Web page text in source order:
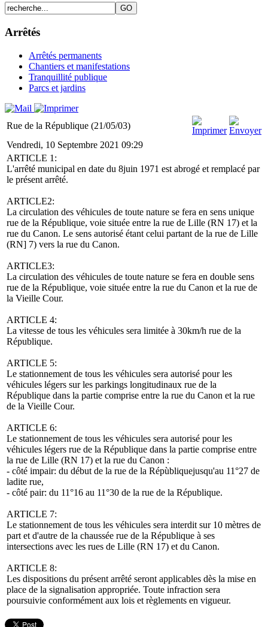
Arrêtés
Arrêtés permanents
Chantiers et manifestations
Tranquillité publique
Parcs et jardins
Rue de la République (21/05/03)
Vendredi, 10 Septembre 2021 09:29
ARTICLE 1:
L'arrêté municipal en date du 8juin 1971 est abrogé et remplacé par
le présent arrêté.
ARTICLE2:
La circulation des véhicules de toute nature se fera en sens unique
rue de la République, voie située entre la rue de Lille (RN 17) et la
rue du Canon. Le sens autorisé étant celui partant de la rue de Lille
(RN] 7) vers la rue du Canon.
ARTICLE3:
La circulation des véhicules de toute nature se fera en double sens
rue de la République, voie située entre la rue du Canon et la rue de
la Vieille Cour.
ARTICLE 4:
La vitesse de tous les véhicules sera limitée à 30km/h rue de la
République.
ARTICLE 5:
Le stationnement de tous les véhicules sera autorisé pour les
véhicules légers sur les parkings longitudinaux rue de la
République dans la partie comprise entre la rue du Canon et la rue
de la Vieille Cour.
ARTICLE 6:
Le stationnement de tous les véhicules sera autorisé pour les
véhicules légers rue de la République dans la partie comprise entre
la rue de Lille (RN 17) et la rue du Canon :
- côté impair: du début de la rue de la Répùbliquejusqu'au 11°27 de
ladite rue,
- côté pair: du 11°16 au 11°30 de la rue de la République.
ARTICLE 7:
Le stationnement de tous les véhicules sera interdit sur 10 mètres de
part et d'autre de la chaussée rue de la République à ses
intersections avec les rues de Lille (RN 17) et du Canon.
ARTICLE 8:
Les dispositions du présent arrêté seront applicables dès la mise en
place de la signalisation appropriée. Toute infraction sera
poursuivie conformément aux lois et règlements en vigueur.